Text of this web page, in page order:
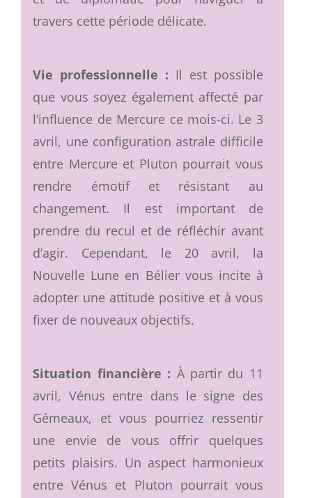
travers cette période délicate.
Vie professionnelle : Il est possible
que vous soyez également affecté par
l’influence de Mercure ce mois-ci. Le 3
avril, une configuration astrale difficile
entre Mercure et Pluton pourrait vous
rendre émotif et résistant au
changement. Il est important de
prendre du recul et de réfléchir avant
d’agir. Cependant, le 20 avril, la
Nouvelle Lune en Bélier vous incite à
adopter une attitude positive et à vous
fixer de nouveaux objectifs.
Situation financière : À partir du 11
avril, Vénus entre dans le signe des
Gémeaux, et vous pourriez ressentir
une envie de vous offrir quelques
petits plaisirs. Un aspect harmonieux
entre Vénus et Pluton pourrait vous